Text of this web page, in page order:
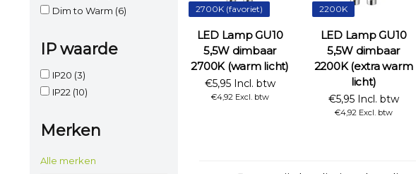
Dim to Warm (6)
IP waarde
IP20 (3)
IP22 (10)
Merken
Alle merken
2700K (favoriet)
LED Lamp GU10
5,5W dimbaar
2700K (warm licht)
€5,95 Incl. btw
€4,92 Excl. btw
2200K
LED Lamp GU10
5,5W dimbaar
2200K (extra warm
licht)
€5,95 Incl. btw
€4,92 Excl. btw